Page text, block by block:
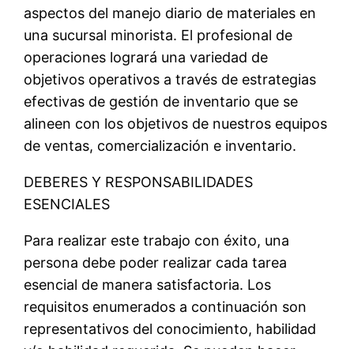
aspectos del manejo diario de materiales en
una sucursal minorista. El profesional de
operaciones logrará una variedad de
objetivos operativos a través de estrategias
efectivas de gestión de inventario que se
alineen con los objetivos de nuestros equipos
de ventas, comercialización e inventario.
DEBERES Y RESPONSABILIDADES
ESENCIALES
Para realizar este trabajo con éxito, una
persona debe poder realizar cada tarea
esencial de manera satisfactoria. Los
requisitos enumerados a continuación son
representativos del conocimiento, habilidad